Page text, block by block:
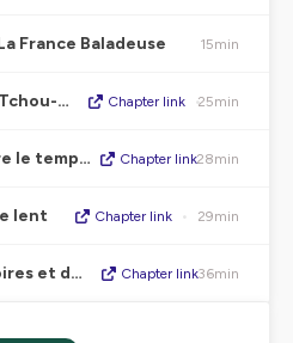
France Baladeuse 15min
Le concept de la série Tchou-Tchou Chapter link •25min
Il faut vraiment prendre le temps en voyage Chapter link •
28min
lent Chapter link • 29min
Exploration des territoires et des portraits locaux Chapter link •
36min